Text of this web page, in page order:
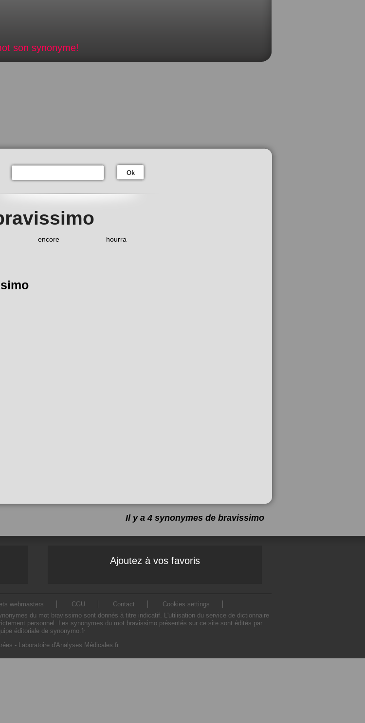
son synonyme!
Ok
encore hourra
Il y a 4 synonymes de bravissimo
Ajoutez à vos favoris
webmasters CGU Contact
Cookies settings
du mot bravissimo sont donnés à titre indicatif. L'utilisation du service de dictionnaire
personnel. Les synonymes du mot bravissimo présentés sur ce site sont édités par
éditoriale de synonymo.fr
- Laboratoire d'Analyses Médicales.fr